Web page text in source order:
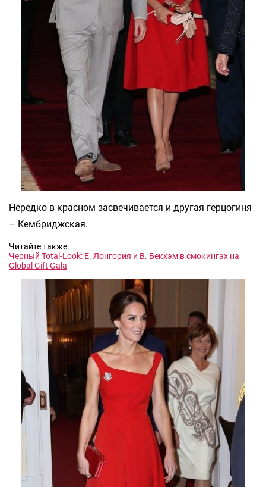
Нередко в красном засвечивается и другая герцогиня
– Кембриджская.
Читайте также:
Черный Total-Look: Е. Лонгория и В. Бекхэм в смокингах на
Global Gift Gala